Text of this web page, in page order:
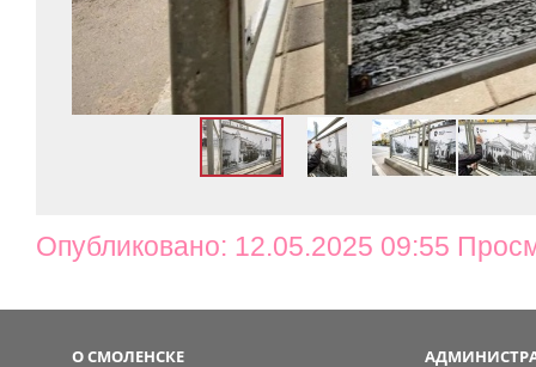
Опубликовано: 12.05.2025 09:55
О СМОЛЕНСКЕ